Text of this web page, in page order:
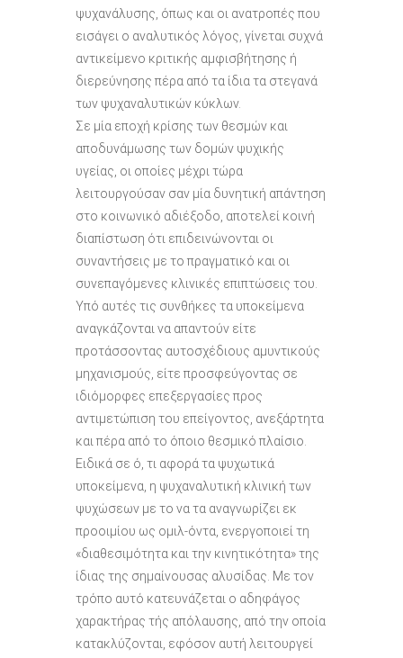
ψυχανάλυσης, όπως και οι ανατροπές που
εισάγει ο αναλυτικός λόγος, γίνεται συχνά
αντικείμενο κριτικής αμφισβήτησης ή
διερεύνησης πέρα από τα ίδια τα στεγανά
των ψυχαναλυτικών κύκλων.
Σε μία εποχή κρίσης των θεσμών και
αποδυνάμωσης των δομών ψυχικής
υγείας, οι οποίες μέχρι τώρα
λειτουργούσαν σαν μία δυνητική απάντηση
στο κοινωνικό αδιέξοδο, αποτελεί κοινή
διαπίστωση ότι επιδεινώνονται οι
συναντήσεις με το πραγματικό και οι
συνεπαγόμενες κλινικές επιπτώσεις του.
Υπό αυτές τις συνθήκες τα υποκείμενα
αναγκάζονται να απαντούν είτε
προτάσσοντας αυτοσχέδιους αμυντικούς
μηχανισμούς, είτε προσφεύγοντας σε
ιδιόμορφες επεξεργασίες προς
αντιμετώπιση του επείγοντος, ανεξάρτητα
και πέρα από το όποιο θεσμικό πλαίσιο.
Ειδικά σε ό, τι αφορά τα ψυχωτικά
υποκείμενα, η ψυχαναλυτική κλινική των
ψυχώσεων με το να τα αναγνωρίζει εκ
προοιμίου ως ομιλ-όντα, ενεργοποιεί τη
«διαθεσιμότητα και την κινητικότητα» της
ίδιας της σημαίνουσας αλυσίδας. Με τον
τρόπο αυτό κατευνάζεται ο αδηφάγος
χαρακτήρας τής απόλαυσης, από την οποία
κατακλύζονται, εφόσον αυτή λειτουργεί